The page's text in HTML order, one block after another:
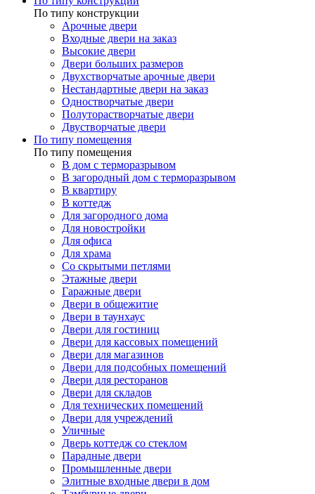
По типу конструкции
Арочные двери
Входные двери на заказ
Высокие двери
Двери больших размеров
Двухстворчатые арочные двери
Нестандартные двери на заказ
Одностворчатые двери
Полуторастворчатые двери
Двустворчатые двери
По типу помещения
По типу помещения
В дом с терморазрывом
В загородный дом с терморазрывом
В квартиру
В коттедж
Для загородного дома
Для новостройки
Для офиса
Для храма
Со скрытыми петлями
Этажные двери
Гаражные двери
Двери в общежитие
Двери в таунхаус
Двери для гостиниц
Двери для кассовых помещений
Двери для магазинов
Двери для подсобных помещений
Двери для ресторанов
Двери для складов
Для технических помещений
Двери для учреждений
Уличные
Дверь коттедж со стеклом
Парадные двери
Промышленные двери
Элитные входные двери в дом